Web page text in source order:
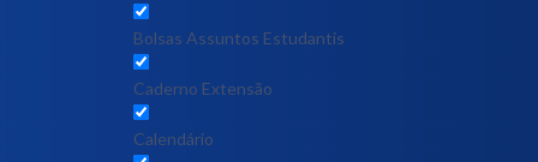
Bolsas Assuntos Estudantis
Caderno Extensão
Calendário